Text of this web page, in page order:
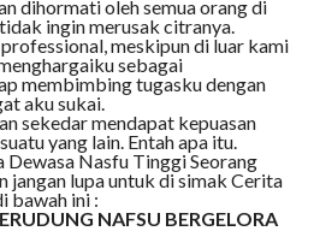
dihormati oleh semua orang di
ingin merusak citranya.
meskipun di luar kami
sebagai
membimbing tugasku dengan
aku sukai.
sekedar mendapat kepuasan
yang lain. Entah apa itu.
Dewasa Nasfu Tinggi Seorang
jangan lupa untuk di simak Cerita
bawah ini :
NAFSU BERGELORA